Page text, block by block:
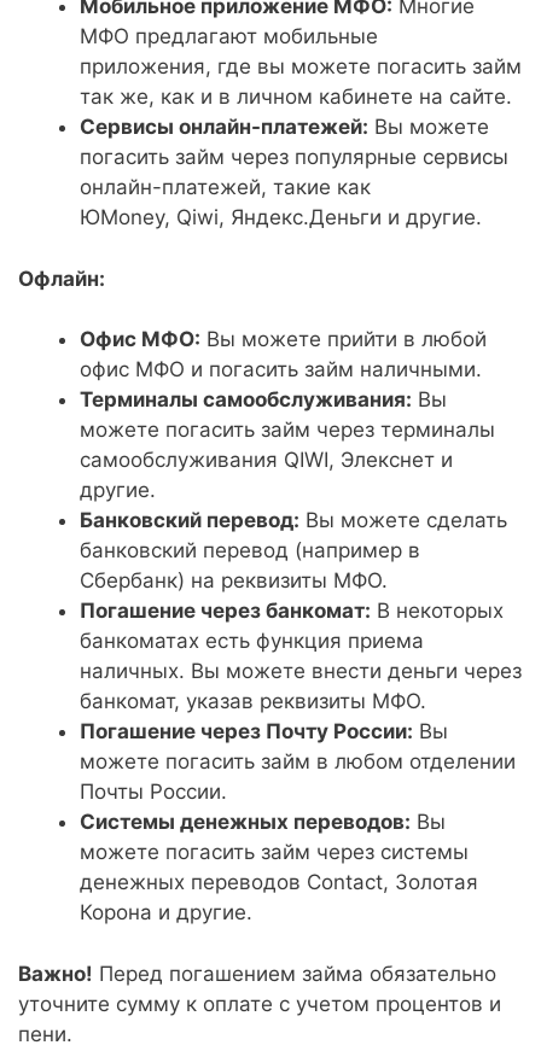
Мобильное приложение МФО: Многие
МФО предлагают мобильные
приложения, где вы можете погасить займ
так же, как и в личном кабинете на сайте.
Сервисы онлайн-платежей: Вы можете
погасить займ через популярные сервисы
онлайн-платежей, такие как
ЮMoney, Qiwi, Яндекс.Деньги и другие.
Офлайн:
Офис МФО: Вы можете прийти в любой
офис МФО и погасить займ наличными.
Терминалы самообслуживания: Вы
можете погасить займ через терминалы
самообслуживания QIWI, Элекснет и
другие.
Банковский перевод: Вы можете сделать
банковский перевод (например в
Сбербанк) на реквизиты МФО.
Погашение через банкомат: В некоторых
банкоматах есть функция приема
наличных. Вы можете внести деньги через
банкомат, указав реквизиты МФО.
Погашение через Почту России: Вы
можете погасить займ в любом отделении
Почты России.
Системы денежных переводов: Вы
можете погасить займ через системы
денежных переводов Contact, Золотая
Корона и другие.
Важно! Перед погашением займа обязательно
уточните сумму к оплате с учетом процентов и
пени.